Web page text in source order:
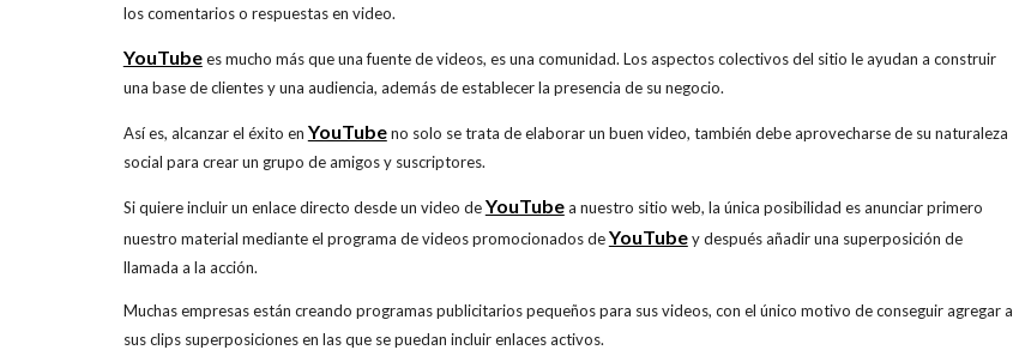
los comentarios o respuestas en video.
YouTubees mucho más que una fuente de videos, es una comunidad. Los aspectos colectivos del sitio le ayudan a construir
una base de clientes y una audiencia, además de establecer la presencia de su negocio.
Así es, alcanzar el éxito en YouTubeno solo se trata de elaborar un buen video, también debe aprovecharse de su naturaleza
social para crear un grupo de amigos y suscriptores.
Si quiere incluir un enlace directo desde un video deYouTubea nuestro sitio web, la única posibilidad es anunciar primero
nuestro material mediante el programa de videos promocionados deYouTubey después añadir una superposición de
llamada a la acción.
Muchas empresas están creando programas publicitarios pequeños para sus videos, con el único motivo de conseguir agregar a
sus clips superposiciones en las que se puedan incluir enlaces activos.